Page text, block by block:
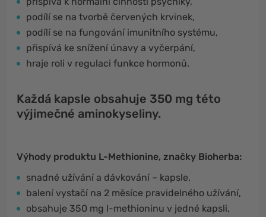
podílí se na tvorbě červených krvinek,
podílí se na fungování imunitního systému,
přispívá ke snížení únavy a vyčerpání,
hraje roli v regulaci funkce hormonů.
Každá kapsle obsahuje 350 mg této
výjimečné aminokyseliny.
Výhody produktu L-Methionine, značky Bioherba:
snadné užívání a dávkování – kapsle,
balení vystačí na 2 měsíce pravidelného užívání,
obsahuje 350 mg l-methioninu v jedné kapsli,